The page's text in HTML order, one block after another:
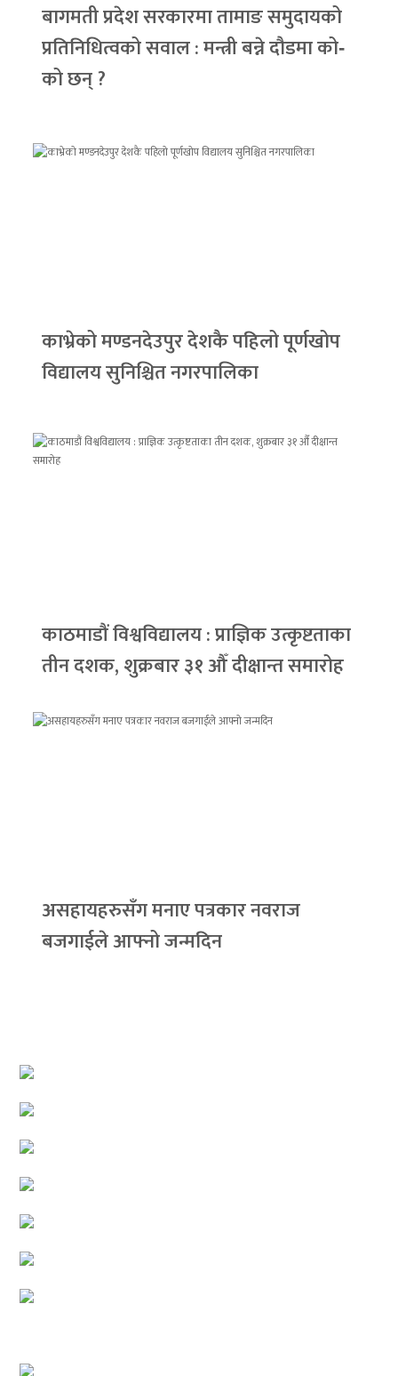
बागमती प्रदेश सरकारमा तामाङ समुदायको
प्रतिनिधित्वको सवाल : मन्त्री बन्ने दौडमा को‐
को छन् ?
काभ्रेको मण्डनदेउपुर देशकै पहिलो पूर्णखोप
विद्यालय सुनिश्चित नगरपालिका
काठमाडौं विश्वविद्यालय : प्राज्ञिक उत्कृष्टताका
तीन दशक, शुक्रबार ३१ औँ दीक्षान्त समारोह
असहायहरुसँग मनाए पत्रकार नवराज
बजगाईले आफ्नो जन्मदिन